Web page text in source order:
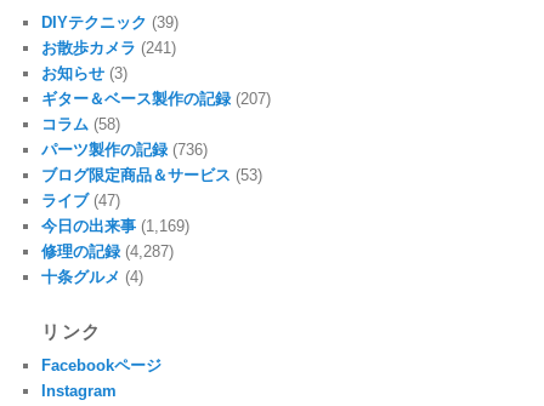
DIYテクニック (39)
お散歩カメラ (241)
お知らせ (3)
ギター＆ベース製作の記録 (207)
コラム (58)
パーツ製作の記録 (736)
ブログ限定商品＆サービス (53)
ライブ(47)
今日の出来事 (1,169)
修理の記録 (4,287)
十条グルメ (4)
リンク
Facebookページ
Instagram